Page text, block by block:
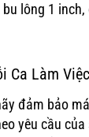
lông 1
Ca Làm
đảm bảo
yêu cầu